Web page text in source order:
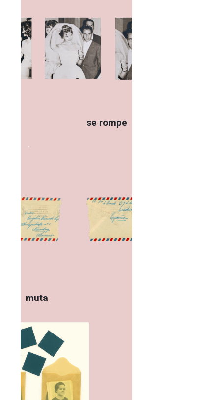
se rompe
.
muta